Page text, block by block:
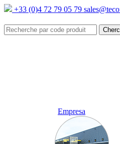
+33 (0)4 72 79 05 79
Empresa